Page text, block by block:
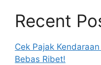
Recent
Cek Pajak
Bebas Ribet!